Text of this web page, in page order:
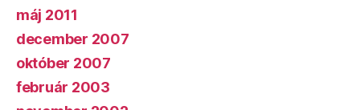
máj 2011
december 2007
október 2007
február 2003